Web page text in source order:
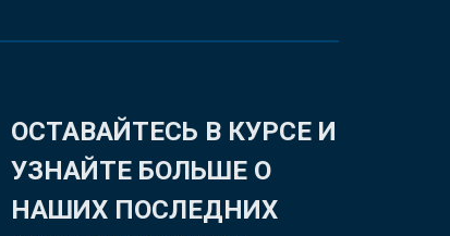
ОСТАВАЙТЕСЬ В КУРСЕ И
УЗНАЙТЕ БОЛЬШЕ О
НАШИХ ПОСЛЕДНИХ